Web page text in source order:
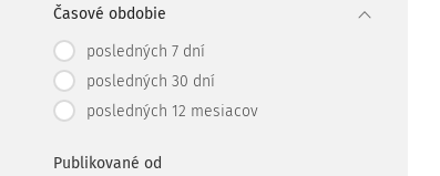
Časové obdobie
posledných 7 dní
posledných 30 dní
posledných 12 mesiacov
Publikované od